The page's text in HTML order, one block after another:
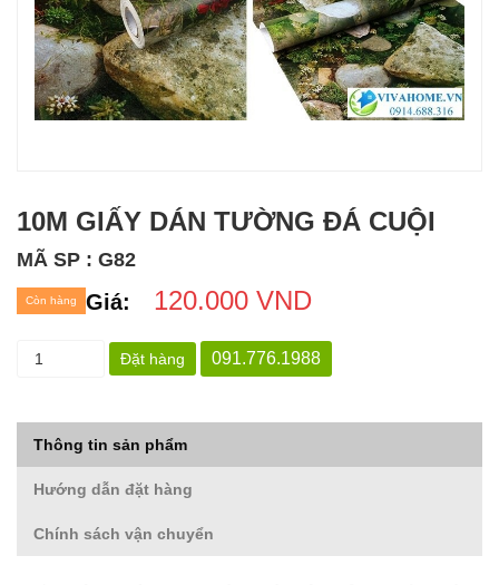
10M GIẤY DÁN TƯỜNG ĐÁ CUỘI
MÃ SP : G82
Giá: 120.000 VND
Còn hàng
Đặt hàng 091.776.1988
Thông tin sản phẩm
Hướng dẫn đặt hàng
Chính sách vận chuyển